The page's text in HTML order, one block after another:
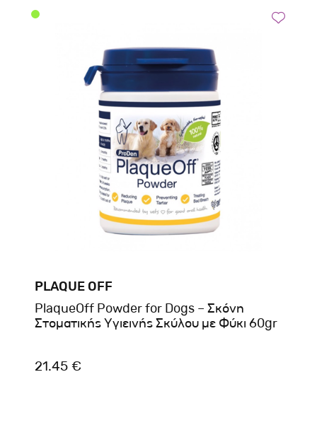
PLAQUE OFF
PlaqueOff Powder for Dogs – Σκόνη
Στοματικής Υγιεινής Σκύλου με Φύκι 60gr
21.45 €